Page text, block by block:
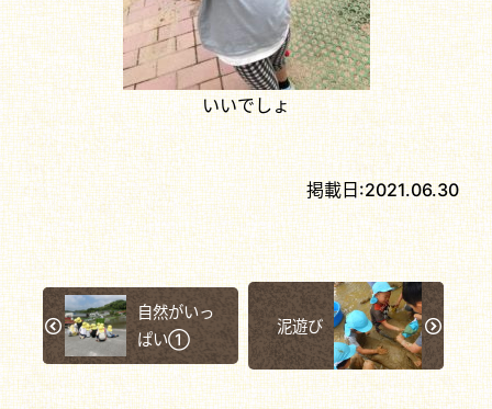
いいでしょ
掲載日:2021.06.30
自然がいっ
ぱい①
泥遊び